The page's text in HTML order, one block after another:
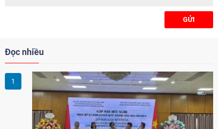
GỬI
Đọc nhiều